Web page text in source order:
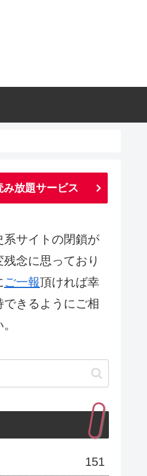
み放題サービス
サイトの閉鎖が
念に思っており
ご一報頂ければ幸
きるようにご相
151